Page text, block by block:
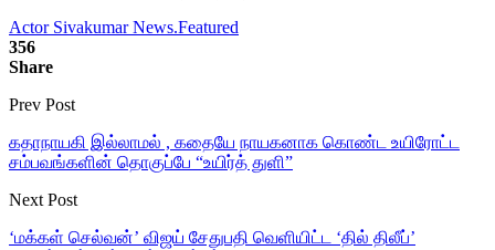
Actor Sivakumar News.Featured
356
Share
Prev Post
கதாநாயகி இல்லாமல் , கதையே நாயகனாக கொண்ட உயிரோட்ட
சம்பவங்களின் தொகுப்பே “உயிர்த் துளி”
Next Post
‘மக்கள் செல்வன்’ விஜய் சேதுபதி வெளியிட்ட ‘தில் திலீப்’